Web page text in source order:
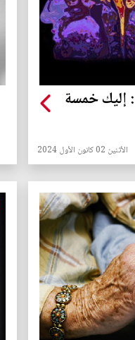
إليك خمسة
الأثنين 02 كانون الأول 2024